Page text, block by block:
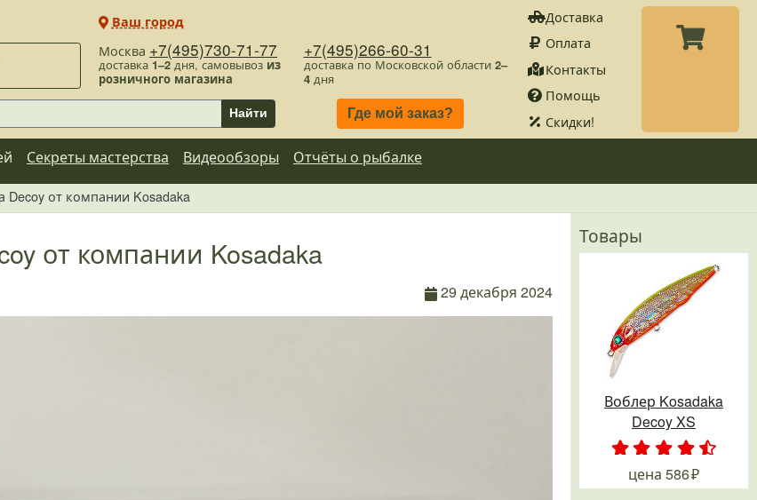
Доставка
Оплата
Контакты
Помощь
Скидки!
Москва +7(495)730-71-77
доставка 1–2дня, самовывоз из
розничного магазина
+7(495)266-60-31
доставка по Московской области 2–
4дня
Ваш город
Где мой заказ?
Найти
Секреты мастерства Видеообзоры Отчёты о рыбалке
Decoy от компании Kosadaka
от компании Kosadaka
29 декабря 2024
Товары
Воблер Kosadaka
Decoy XS
. .
цена 586